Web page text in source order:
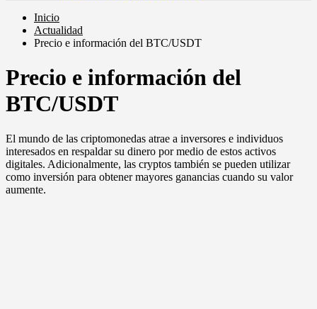
Inicio
Actualidad
Precio e información del BTC/USDT
Precio e información del
BTC/USDT
El mundo de las criptomonedas atrae a inversores e individuos
interesados en respaldar su dinero por medio de estos activos
digitales. Adicionalmente, las cryptos también se pueden utilizar
como inversión para obtener mayores ganancias cuando su valor
aumente.